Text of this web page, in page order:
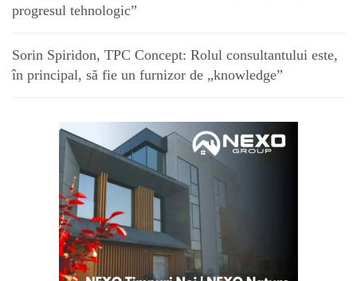
progresul tehnologic”
Sorin Spiridon, TPC Concept: Rolul consultantului este,
în principal, să fie un furnizor de „knowledge”